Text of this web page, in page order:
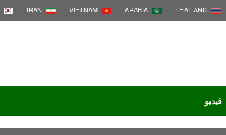
THAILAND
ARABIA
VIETNAM
IRAN
فيديو